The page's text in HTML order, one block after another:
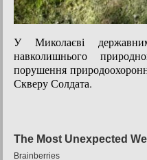
У Миколаєві
навколишнього
порушення
Скверу Солдата.